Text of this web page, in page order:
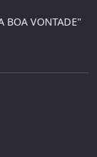
BOA VONTADE"